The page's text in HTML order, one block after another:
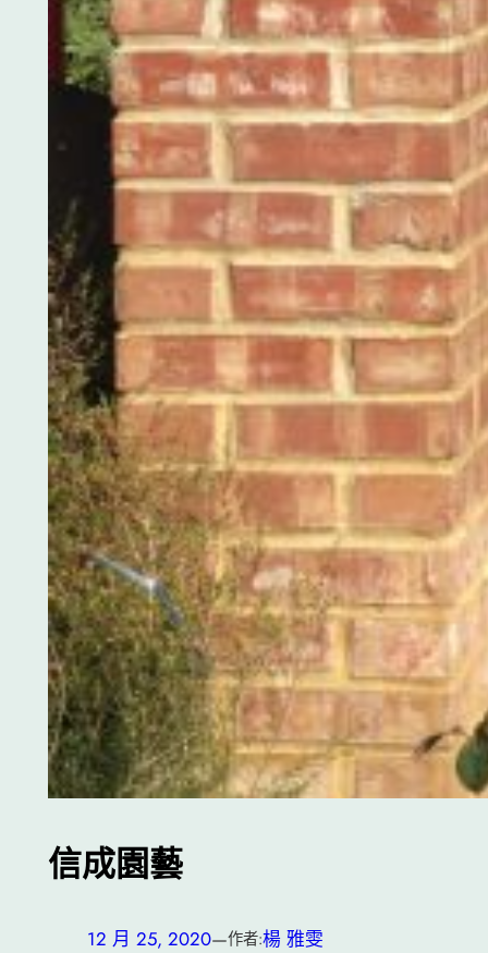
信成園藝
12 月 25, 2020—作者:楊 雅雯